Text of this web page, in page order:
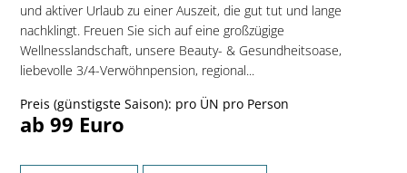
und aktiver Urlaub zu einer Auszeit, die gut tut und lange
nachklingt. Freuen Sie sich auf eine großzügige
Wellnesslandschaft, unsere Beauty- & Gesundheitsoase,
liebevolle 3/4-Verwöhnpension, regional...
Preis (günstigste Saison): pro ÜN pro Person
ab 99 Euro